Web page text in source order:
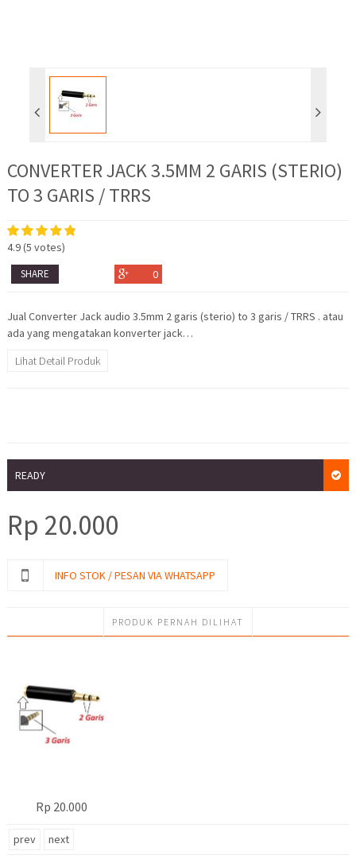
CONVERTER JACK 3.5MM 2 GARIS (STERIO)
TO 3 GARIS / TRRS
4.9(5 votes)
SHARE 0
Jual Converter Jack audio 3.5mm 2 garis (sterio) to 3 garis / TRRS . atau
ada yang mengatakan konverter jack…
Lihat Detail Produk
READY
Rp 20.000
INFO STOK / PESAN VIA WHATSAPP
PRODUK PERNAH DILIHAT
Rp 20.000
prev next